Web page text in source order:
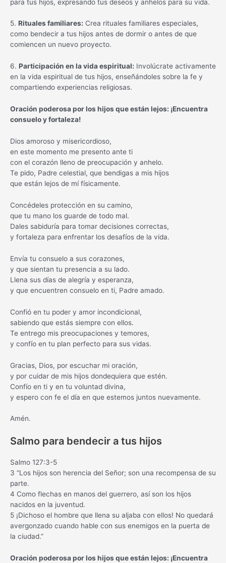
para tus hijos, expresando tus deseos y anhelos para su vida.
5. Rituales familiares: Crea rituales familiares especiales,
como bendecir a tus hijos antes de dormir o antes de que
comiencen un nuevo proyecto.
6. Participación en la vida espiritual: Involúcrate activamente
en la vida espiritual de tus hijos, enseñándoles sobre la fe y
compartiendo experiencias religiosas.
Oración poderosa por los hijos que están lejos: ¡Encuentra
consuelo y fortaleza!
Dios amoroso y misericordioso,
en este momento me presento ante ti
con el corazón lleno de preocupación y anhelo.
Te pido, Padre celestial, que bendigas a mis hijos
que están lejos de mí físicamente.
Concédeles protección en su camino,
que tu mano los guarde de todo mal.
Dales sabiduría para tomar decisiones correctas,
y fortaleza para enfrentar los desafíos de la vida.
Envía tu consuelo a sus corazones,
y que sientan tu presencia a su lado.
Llena sus días de alegría y esperanza,
y que encuentren consuelo en ti, Padre amado.
Confió en tu poder y amor incondicional,
sabiendo que estás siempre con ellos.
Te entrego mis preocupaciones y temores,
y confío en tu plan perfecto para sus vidas.
Gracias, Dios, por escuchar mi oración,
y por cuidar de mis hijos dondequiera que estén.
Confío en ti y en tu voluntad divina,
y espero con fe el día en que estemos juntos nuevamente.
Amén.
Salmo para bendecir a tus hijos
Salmo 127:3-5
3 “Los hijos son herencia del Señor; son una recompensa de su
parte.
4 Como flechas en manos del guerrero, así son los hijos
nacidos en la juventud.
5 ¡Dichoso el hombre que llena su aljaba con ellos! No quedará
avergonzado cuando hable con sus enemigos en la puerta de
la ciudad.”
Oración poderosa por los hijos que están lejos: ¡Encuentra